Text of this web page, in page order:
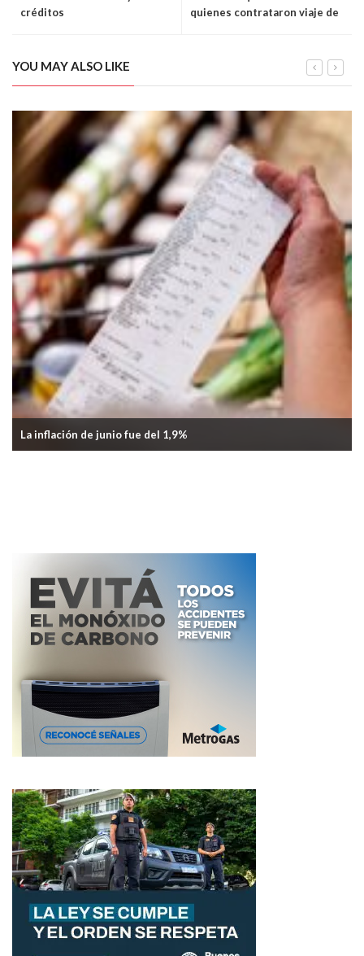
créditos
quienes contrataron viaje de
YOU MAY ALSO LIKE
La inflación de junio fue del 1,9%